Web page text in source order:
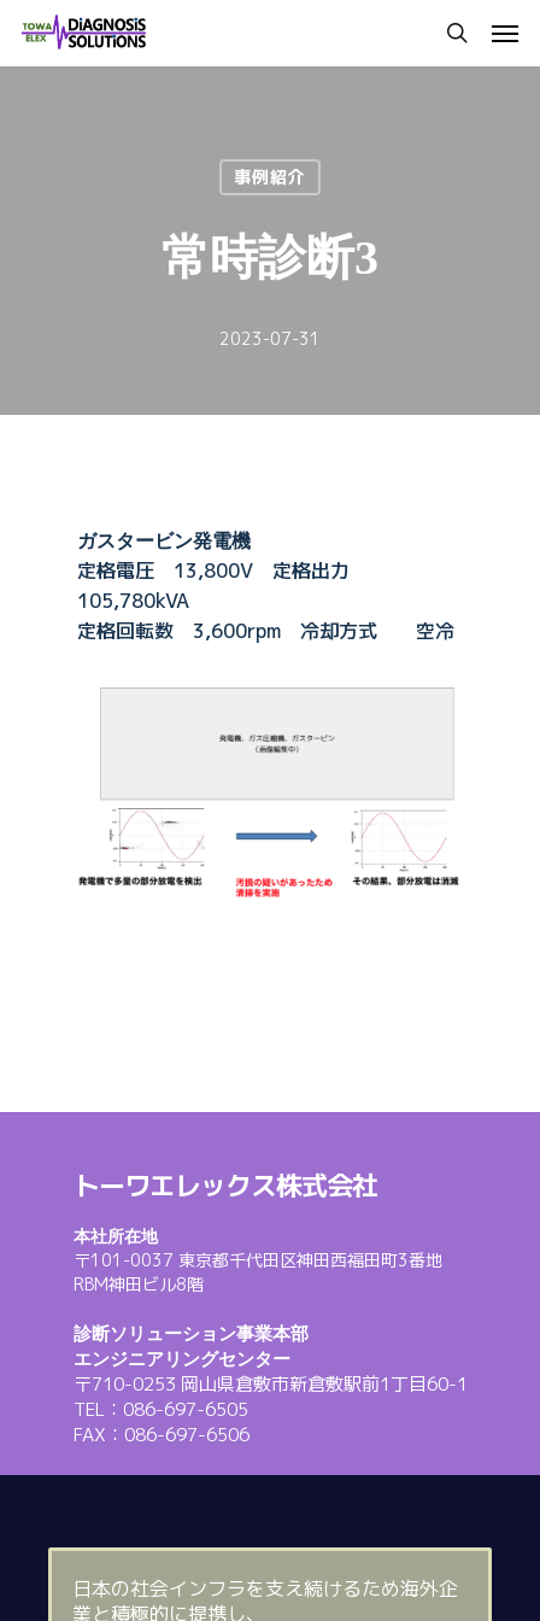
事例紹介
常時診断3
2023-07-31
ガスタービン発電機
定格電圧 13,800V 定格出力
105,780kVA
定格回転数 3,600rpm 冷却方式 空冷
トーワエレックス株式会社
本社所在地
〒101-0037 東京都千代田区神田西福田町3番地
RBM神田ビル8階
診断ソリューション事業本部
エンジニアリングセンター
〒710-0253 岡山県倉敷市新倉敷駅前1丁目60-1
TEL：086-697-6505
FAX：086-697-6506
日本の社会インフラを支え続けるため海外企
業と積極的に提携し、